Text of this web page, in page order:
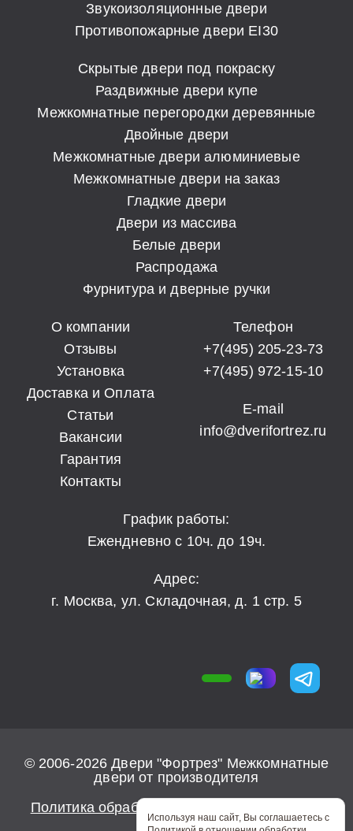
Звукоизоляционные двери
Противопожарные двери EI30
Скрытые двери под покраску
Раздвижные двери купе
Межкомнатные перегородки деревянные
Двойные двери
Межкомнатные двери алюминиевые
Межкомнатные двери на заказ
Гладкие двери
Двери из массива
Белые двери
Распродажа
Фурнитура и дверные ручки
О компании
Отзывы
Установка
Доставка и Оплата
Статьи
Вакансии
Гарантия
Контакты
Телефон
+7(495) 205-23-73
+7(495) 972-15-10
E-mail
info@dverifortrez.ru
График работы:
Ежендневно с 10ч. до 19ч.
Адрес:
г. Москва, ул. Складочная, д. 1 стр. 5
© 2006-2026 Двери "Фортрез" Межкомнатные
двери от производителя
Политика обработки персональных данных
Используя наш сайт, Вы соглашаетесь с